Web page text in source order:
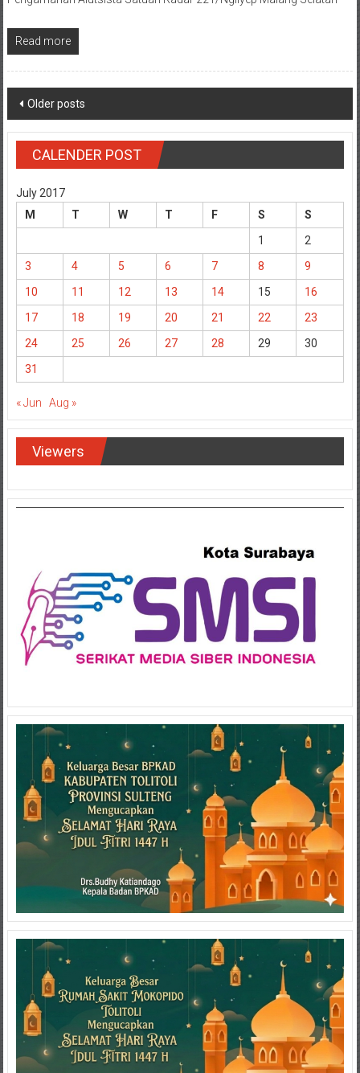
Read more
Posts
navigation
Older posts
CALENDER POST
July 2017
M
T W T F S
S
1
2
3
4 5 6 7 8
9
10
11 12 13 14 15
16
17
18 19 20 21 22
23
24
25 26 27 28 29
30
31
« Jun Aug »
Viewers